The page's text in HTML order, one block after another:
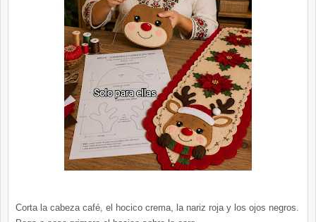
Corta la cabeza café, el hocico crema, la nariz roja y los ojos negros.